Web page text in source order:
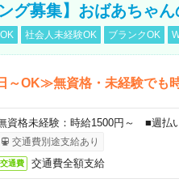
グ募集】おばあちゃ
社会人未経験OK ブランクOK
OK≫無資格・未経験でも
資格未経験：時給1500円～ ■週
交通費別途支給あり
交通費 交通費全額支給